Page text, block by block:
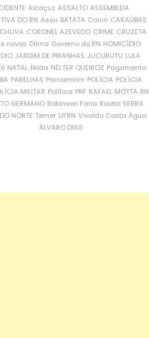
Alcaçuz ASSALTO ASSEMBLEIA
DO RN Assu BATATA Caicó CARAÚBAS
CORONEL AZEVEDO CRIME CRUZETA
novos Dilma Governo do RN HOMICÍDIO
JARDIM DE PIRANHAS JUCURUTU LULA
NATAL Nilda NÉLTER QUEIROZ Pagamento
PARELHAS Parnamirim POLÍCIA POLÍCIA
MILITAR Política PRF RAFAEL MOTTA RN
GERMANO Robinson Faria Roubo SERRA
NORTE Temer UFRN Vivaldo Costa Água
ÁLVARO DIAS